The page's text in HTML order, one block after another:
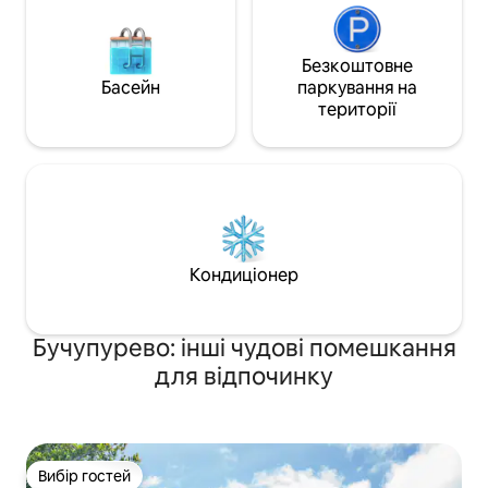
Басейн
Безкоштовне
паркування на
території
Кондиціонер
Бучупурево: інші чудові помешкання
для відпочинку
Вибір гостей